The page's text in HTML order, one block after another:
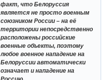
факт, что Белоруссия
является не просто военным
союзником России – на её
территории непосредственно
расположены российские
военные объекты, поэтому
любое военное нападение на
Белоруссии автоматически
означает и нападение на